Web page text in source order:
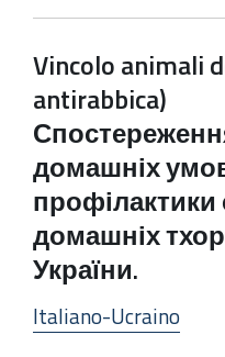
Vincolo animali
antirabbica)
домашніх
профілактики
домашніх
України.
Italiano-Ucraino